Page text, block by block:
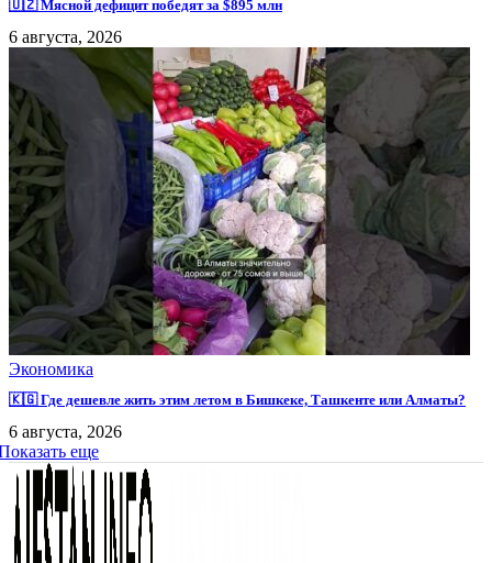
🇺🇿 Мясной дефицит победят за $895 млн
6 августа, 2026
Экономика
🇰🇬 Где дешевле жить этим летом в Бишкеке, Ташкенте или Алматы?
6 августа, 2026
еще